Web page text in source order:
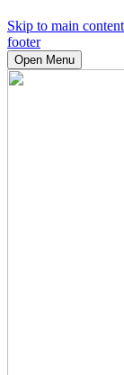
Skip to main content
footer
Open Menu